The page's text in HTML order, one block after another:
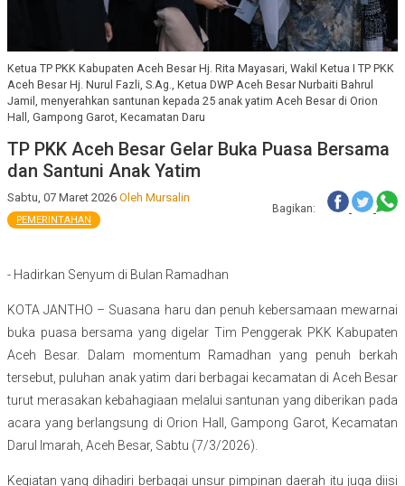
Ketua TP PKK Kabupaten Aceh Besar Hj. Rita Mayasari, Wakil Ketua I TP PKK
Aceh Besar Hj. Nurul Fazli, S.Ag., Ketua DWP Aceh Besar Nurbaiti Bahrul
Jamil, menyerahkan santunan kepada 25 anak yatim Aceh Besar di Orion
Hall, Gampong Garot, Kecamatan Daru
TP PKK Aceh Besar Gelar Buka Puasa Bersama
dan Santuni Anak Yatim
Sabtu, 07 Maret 2026 Oleh Mursalin
Bagikan:
PEMERINTAHAN
- Hadirkan Senyum di Bulan Ramadhan
KOTA JANTHO – Suasana haru dan penuh kebersamaan mewarnai
buka puasa bersama yang digelar Tim Penggerak PKK Kabupaten
Aceh Besar. Dalam momentum Ramadhan yang penuh berkah
tersebut, puluhan anak yatim dari berbagai kecamatan di Aceh Besar
turut merasakan kebahagiaan melalui santunan yang diberikan pada
acara yang berlangsung di Orion Hall, Gampong Garot, Kecamatan
Darul Imarah, Aceh Besar, Sabtu (7/3/2026).
Kegiatan yang dihadiri berbagai unsur pimpinan daerah itu juga diisi